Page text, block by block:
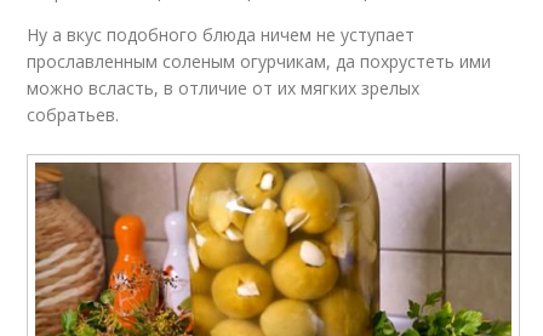
Ну а вкус подобного блюда ничем не уступает
прославленным соленым огурчикам, да похрустеть ими
можно всласть, в отличие от их мягких зрелых
собратьев.